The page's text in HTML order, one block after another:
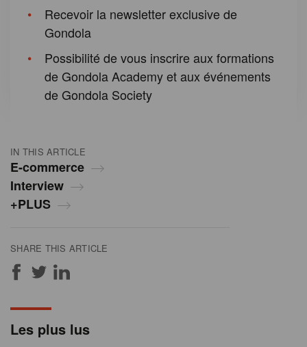
IN THIS ARTICLE
E-commerce
Interview
+PLUS
SHARE THIS ARTICLE
Recevoir la newsletter exclusive de
Gondola
Possibilité de vous inscrire aux formations
de Gondola Academy et aux événements
de Gondola Society
Les plus lus